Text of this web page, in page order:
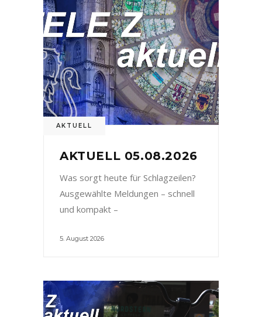
AKTUELL
AKTUELL 05.08.2026
Was sorgt heute für Schlagzeilen?
Ausgewählte Meldungen – schnell
und kompakt –
5. August 2026